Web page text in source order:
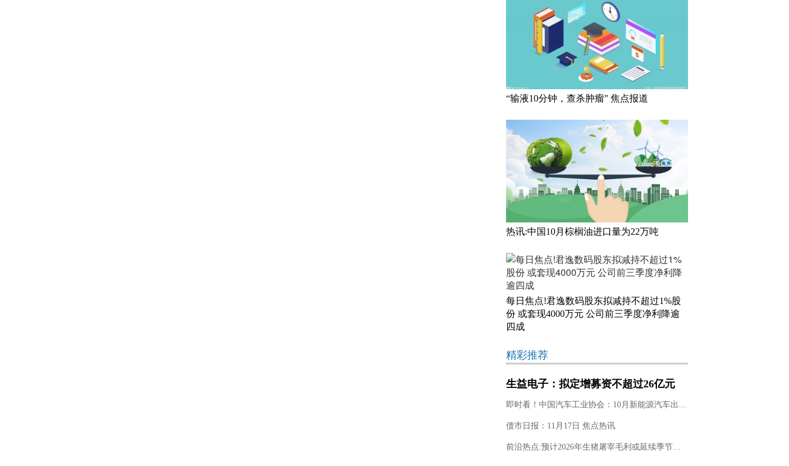
“输液10分钟，查杀肿瘤” 焦点报道
热讯:中国10月棕榈油进口量为22万吨
每日焦点!君逸数码股东拟减持不超过1%股
份 或套现4000万元 公司前三季度净利降逾
四成
精彩推荐
生益电子：拟定增募资不超过26亿元
用于人工智能计算HDI生产基地建设项
目等
即时看！中国汽车工业协会：10月新能源汽车出口25.6万辆 同比增长99.9%
债市日报：11月17日 焦点热讯
前沿热点:预计2026年生猪屠宰毛利或延续季节性波动规律，均价或小幅上涨